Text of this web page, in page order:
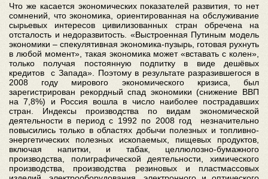
Что же касается экономических показателей развития, то нет
сомнений, что экономика, ориентированная на обслуживание
сырьевых интересов цивилизованных стран обречена на
отсталость и недоразвитость. «Выстроенная Путиным модель
экономики – спекулятивная экономика-пузырь, готовая рухнуть
в любой момент», такая экономика может «вставать с колен»,
только получая постоянную подпитку в виде дешёвых
кредитов с Запада». Поэтому в результате разразившегося в
2008 году мирового экономического кризиса, был
зарегистрирован рекордный спад экономики (снижение ВВП
на 7,8%) и Россия вошла в число наиболее пострадавших
стран. Индексы производства по видам экономической
деятельности в период с 1992 по 2008 год незначительно
повысились только в областях добычи полезных и топливно-
энергетических полезных ископаемых, пищевых продуктов,
включая напитки, и табак, целлюлозно-бумажного
производства, полиграфической деятельности, химического
производства, производства резиновых и пластмассовых